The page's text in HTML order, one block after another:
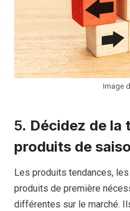
Image
5. Décidez de la
produits de
Les produits tendances,
produits de première
différentes sur le marché.